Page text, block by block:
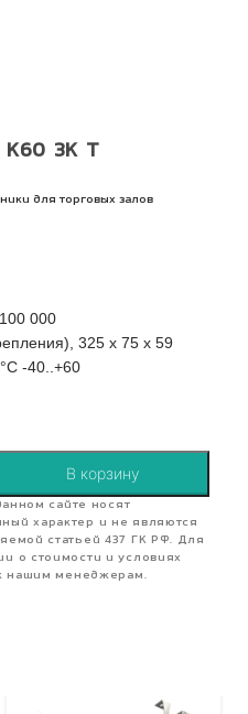
К60 3K Т
для торговых залов
000
325 х 75 х 59
-40..+60
В корзину
сайте носят
характер и не являются
статьей 437 ГК РФ. Для
о стоимости и условиях
нашим менеджерам.